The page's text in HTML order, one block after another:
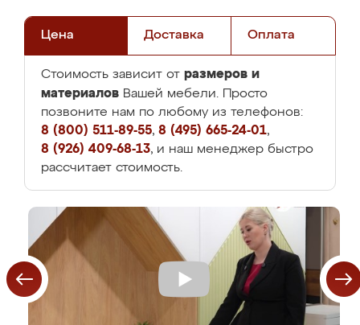
Цена Доставка Оплата
Стоимость зависит от размеров и
материалов Вашей мебели. Просто
позвоните нам по любому из телефонов:
8 (800) 511-89-55, 8 (495) 665-24-01,
8 (926) 409-68-13, и наш менеджер быстро
рассчитает стоимость.